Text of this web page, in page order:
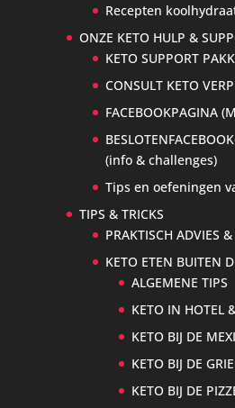
Recepten
ONZE KETO HULP &
KETO SUPPORT
CONSULT KETO
FACEBOOKPAGINA
(info & challenges)
Tips en oefeningen
TIPS & TRICKS
PRAKTISCH ADVIES
KETO ETEN BUITEN
ALGEMENE TIPS
KETO IN HOTEL
KETO BIJ DE
KETO BIJ DE
KETO BIJ DE